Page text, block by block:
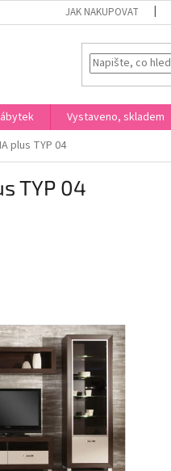
JAK NAKUPOVAT
Vystaveno, skladem
plus TYP 04
TYP 04